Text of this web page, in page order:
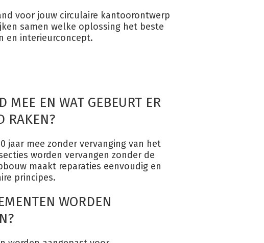
voor jouw circulaire kantoorontwerp
samen welke oplossing het beste
en interieurconcept.
MEE EN WAT GEBEURT ER
RAKEN?
jaar mee zonder vervanging van het
worden vervangen zonder de
maakt reparaties eenvoudig en
principes.
WORDEN